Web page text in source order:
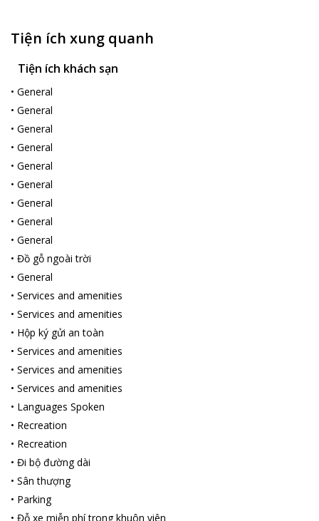
Tiện ích xung quanh
Tiện ích khách sạn
• General
• General
• General
• General
• General
• General
• General
• General
• General
• Đồ gỗ ngoài trời
• General
• Services and amenities
• Services and amenities
• Hộp ký gửi an toàn
• Services and amenities
• Services and amenities
• Services and amenities
• Languages Spoken
• Recreation
• Recreation
• Đi bộ đường dài
• Sân thượng
• Parking
• Đỗ xe miễn phí trong khuôn viên